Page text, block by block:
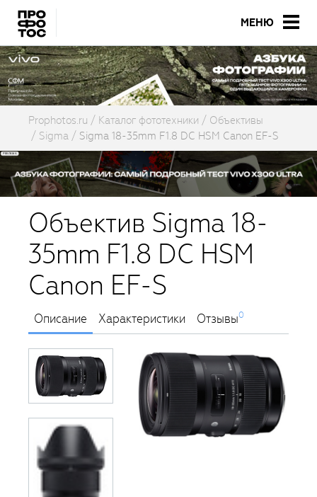
МЕНЮ
Prophotos.ru Каталог фототехники
Объективы
Sigma
Sigma 18-35mm F1.8 DC HSM Canon EF-S
Объектив Sigma 18-
35mm F1.8 DC HSM
Canon EF-S
Описание Характеристики Отзывы0